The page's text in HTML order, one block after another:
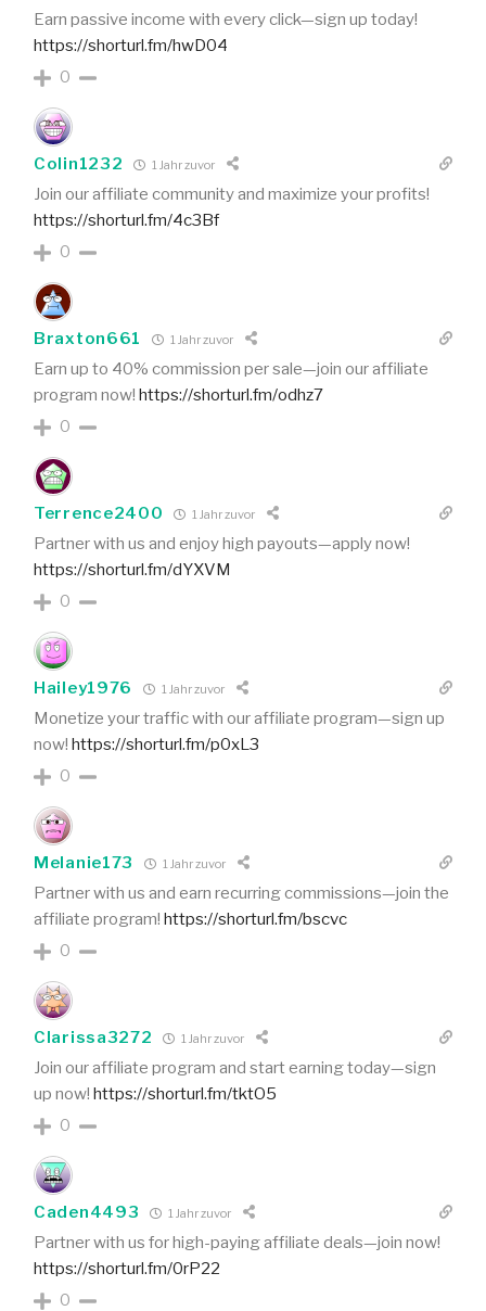
Earn passive income with every click—sign up today!
https://shorturl.fm/hwD04
0
Colin1232 1 Jahr zuvor
Join our affiliate community and maximize your profits!
https://shorturl.fm/4c3Bf
0
Braxton661 1 Jahr zuvor
Earn up to 40% commission per sale—join our affiliate
program now! https://shorturl.fm/odhz7
0
Terrence2400 1 Jahr zuvor
Partner with us and enjoy high payouts—apply now!
https://shorturl.fm/dYXVM
0
Hailey1976 1 Jahr zuvor
Monetize your traffic with our affiliate program—sign up
now! https://shorturl.fm/p0xL3
0
Melanie173 1 Jahr zuvor
Partner with us and earn recurring commissions—join the
affiliate program! https://shorturl.fm/bscvc
0
Clarissa3272 1 Jahr zuvor
Join our affiliate program and start earning today—sign
up now! https://shorturl.fm/tktO5
0
Caden4493 1 Jahr zuvor
Partner with us for high-paying affiliate deals—join now!
https://shorturl.fm/0rP22
0